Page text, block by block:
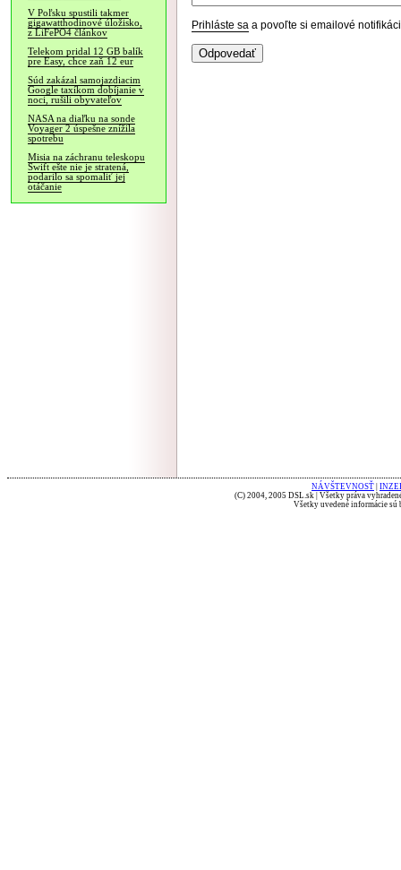
V Poľsku spustili takmer
gigawatthodinové úložisko,
z LiFePO4 článkov
Telekom pridal 12 GB balík
pre Easy, chce zaň 12 eur
Súd zakázal samojazdiacim
Google taxíkom dobíjanie v
noci, rušili obyvateľov
NASA na diaľku na sonde
Voyager 2 úspešne znížila
spotrebu
Misia na záchranu teleskopu
Swift ešte nie je stratená,
podarilo sa spomaliť jej
otáčanie
Prihláste sa a povoľte si emailové
NÁVŠTEVNOSŤ
(C) 2004, 2005 DSL.sk | Všetky práva
Všetky uvedené informácie sú